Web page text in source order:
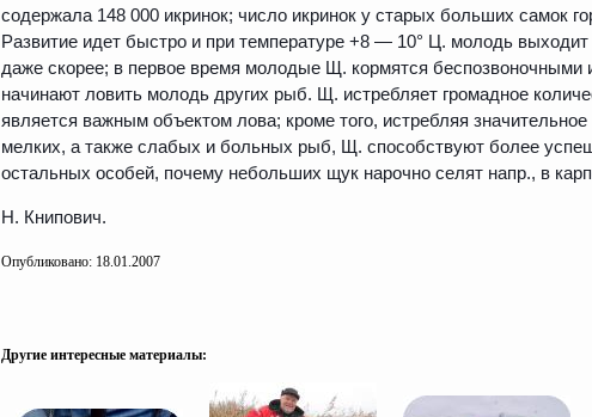
содержала 148 000 икринок; число икринок у старых больших самок
Развитие идет быстро и при температуре +8 — 10° Ц. молодь
даже скорее; в первое время молодые Щ. кормятся беспозвоночными
начинают ловить молодь других рыб. Щ. истребляет громадное
является важным объектом лова; кроме того, истребляя значительное
мелких, а также слабых и больных рыб, Щ. способствуют более
остальных особей, почему небольших щук нарочно селят напр., в
Н. Книпович.
Опубликовано: 18.01.2007
Другие интересные материалы: